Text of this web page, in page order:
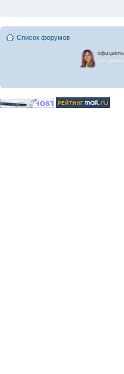
Список форумов